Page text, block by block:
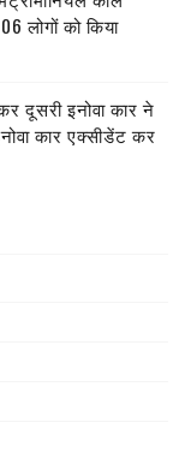
लोगों को किया
दूसरी इनोवा कार ने
कार एक्सीडेंट कर